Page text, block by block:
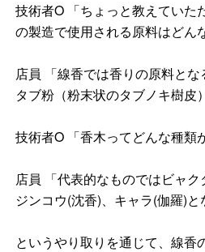
技術者O 「ちょっと教えていた
の製造で使用される原料はどん
店員 「線香では香りの原料と
タブ粉（粉末状のタブノキ樹皮
技術者O 「香木ってどんな種類
店員 「代表的なものではビャク
ジンコウ(沈香)、キャラ(伽羅)と
というやり取りを通じて、線香